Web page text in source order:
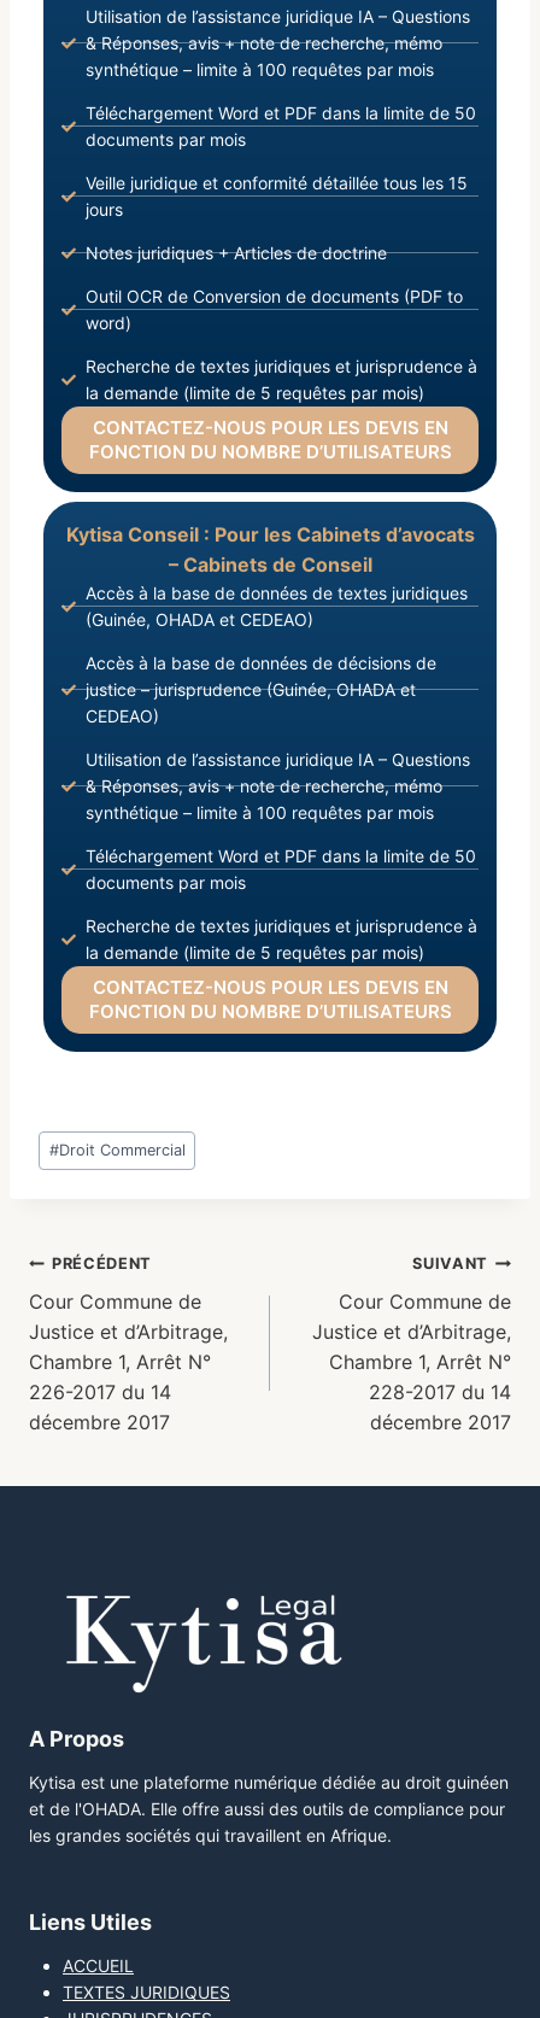
Utilisation de l’assistance juridique IA – Questions
& Réponses, avis + note de recherche, mémo
synthétique – limite à 100 requêtes par mois
Téléchargement Word et PDF dans la limite de 50
documents par mois
Veille juridique et conformité détaillée tous les 15
jours
Notes juridiques + Articles de doctrine
Outil OCR de Conversion de documents (PDF to
word)
Recherche de textes juridiques et jurisprudence à
la demande (limite de 5 requêtes par mois)
CONTACTEZ-NOUS POUR LES DEVIS EN
FONCTION DU NOMBRE D’UTILISATEURS
Kytisa Conseil : Pour les Cabinets d’avocats
– Cabinets de Conseil
Accès à la base de données de textes juridiques
(Guinée, OHADA et CEDEAO)
Accès à la base de données de décisions de
justice – jurisprudence (Guinée, OHADA et
CEDEAO)
Utilisation de l’assistance juridique IA – Questions
& Réponses, avis + note de recherche, mémo
synthétique – limite à 100 requêtes par mois
Téléchargement Word et PDF dans la limite de 50
documents par mois
Recherche de textes juridiques et jurisprudence à
la demande (limite de 5 requêtes par mois)
CONTACTEZ-NOUS POUR LES DEVIS EN
FONCTION DU NOMBRE D’UTILISATEURS
#Droit Commercial
PRÉCÉDENT
Cour Commune de
Justice et d’Arbitrage,
Chambre 1, Arrêt N°
226-2017 du 14
décembre 2017
SUIVANT
Cour Commune de
Justice et d’Arbitrage,
Chambre 1, Arrêt N°
228-2017 du 14
décembre 2017
A Propos
Kytisa est une plateforme numérique dédiée au droit guinéen
et de l'OHADA. Elle offre aussi des outils de compliance pour
les grandes sociétés qui travaillent en Afrique.
Liens Utiles
ACCUEIL
TEXTES JURIDIQUES